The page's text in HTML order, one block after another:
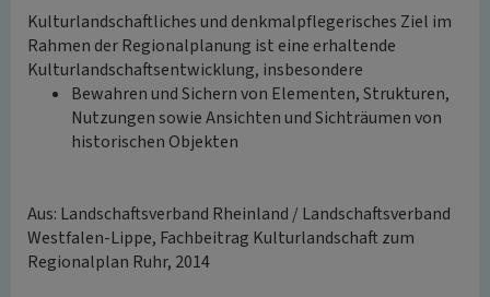
Kulturlandschaftliches und denkmalpflegerisches Ziel im
Rahmen der Regionalplanung ist eine erhaltende
Kulturlandschaftsentwicklung, insbesondere
Bewahren und Sichern von Elementen, Strukturen,
Nutzungen sowie Ansichten und Sichträumen von
historischen Objekten
Aus: Landschaftsverband Rheinland / Landschaftsverband
Westfalen-Lippe, Fachbeitrag Kulturlandschaft zum
Regionalplan Ruhr, 2014